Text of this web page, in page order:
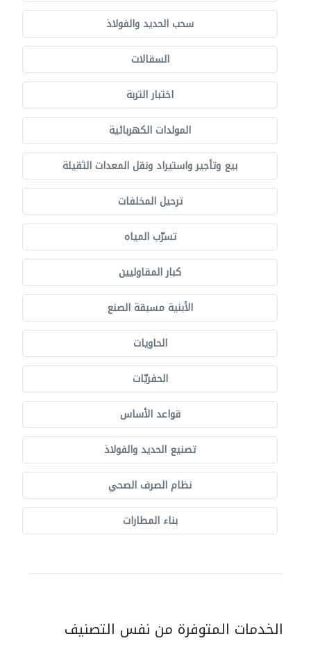
سحب الحديد والفولاذ
السقالات
اختبار التربة
المولدات الكهربائية
بيع وتأجير واستيراد ونقل المعدات الثقيلة
ترحيل المخلفات
تسرّب المياه
كبار المقاوليين
الأبنية مسبقة الصنع
الحاويات
الحفريّات
قواعد الأساس
تصنيع الحديد والفولاذ
نظام الصرف الصحي
بناء المطارات
الخدمات المتوفرة من نفس التصنيف